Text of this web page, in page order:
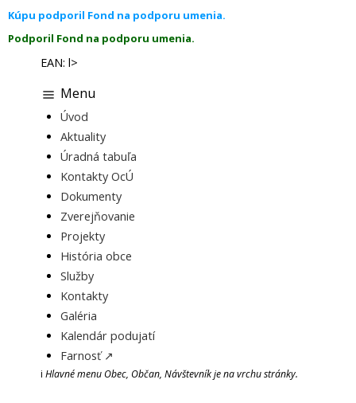
Kúpu podporil Fond na podporu umenia.
Podporil Fond na podporu umenia.
EAN: l>
Menu
Úvod
Aktuality
Úradná tabuľa
Kontakty OcÚ
Dokumenty
Zverejňovanie
Projekty
História obce
Služby
Kontakty
Galéria
Kalendár podujatí
Farnosť ↗
i Hlavné menu Obec, Občan, Návštevník je na vrchu stránky.